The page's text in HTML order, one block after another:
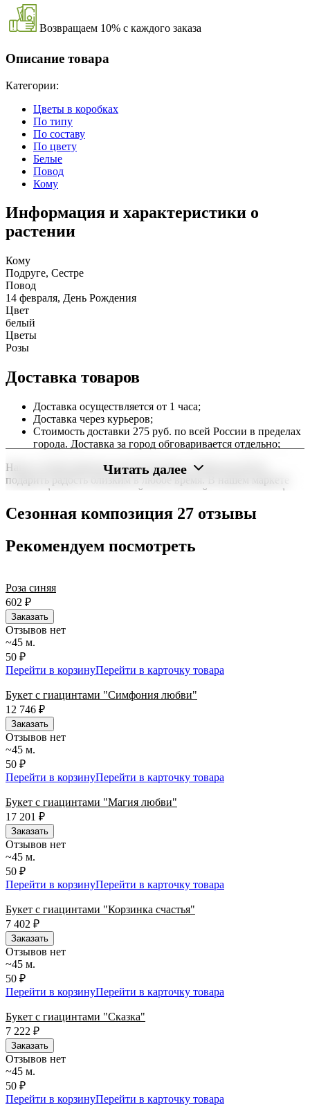
Возвращаем 10% с каждого заказа
Описание товара
Категории:
Цветы в коробках
По типу
По составу
По цвету
Белые
Повод
Кому
Информация и характеристики о
растении
Кому
Подруге, Сестре
Повод
14 февраля, День Рождения
Цвет
белый
Цветы
Розы
Доставка товаров
Доставка осуществляется от 1 часа;
Доставка через курьеров;
Стоимость доставки 275 руб. по всей России в пределах
города. Доставка за город обговаривается отдельно;
Наша служба работает круглосуточно, чтобы вы могли
подарить радость близким в любое время. В нашем маркете
можно оформить заказ онлайн с доставкой на дом или в офис
минут или день в день в удобный интервал. Если вам важно
вручить подарок ко времени, наш сервис доставки обеспечит
сегодня и ежедневно 24 часа в сутки.
Читать далее
Сезонная композиция 27 отзывы
Рекомендуем посмотреть
Роза синяя
602 ₽
Заказать
Отзывов нет
~45 м.
50 ₽
Перейти в корзинуПерейти в карточку товара
Букет с гиацинтами "Симфония любви"
12 746 ₽
Заказать
Отзывов нет
~45 м.
50 ₽
Перейти в корзинуПерейти в карточку товара
Букет с гиацинтами "Магия любви"
17 201
₽
Заказать
Отзывов нет
~45 м.
50 ₽
Перейти в корзинуПерейти в карточку товара
Букет с гиацинтами "Корзинка счастья"
7 402 ₽
Заказать
Отзывов нет
~45 м.
50 ₽
Перейти в корзинуПерейти в карточку товара
Букет с гиацинтами "Сказка"
7 222 ₽
Заказать
Отзывов нет
~45 м.
50 ₽
Перейти в корзинуПерейти в карточку товара